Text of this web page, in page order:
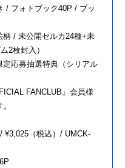
/ フォトブック40P / ブッ
柄 / 未公開セルカ24種+未
2枚封入）
定応募抽選特典（シリアル
FANCLUB』会員様
¥3,025（税込）/ UMCK-